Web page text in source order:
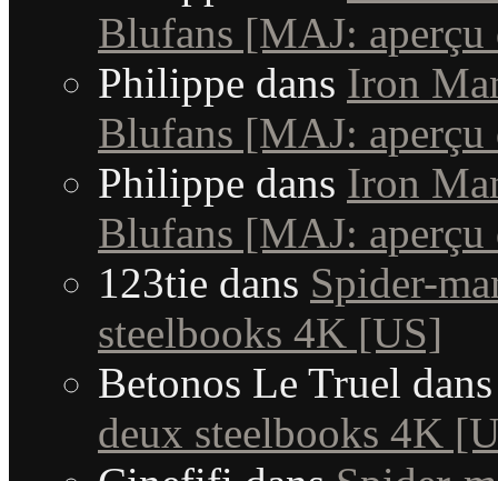
Blufans [MAJ: aperçu
Philippe dans Iron
Blufans [MAJ: aperçu
Philippe dans Iron
Blufans [MAJ: aperçu
123tie dans Spider-
steelbooks 4K [US]
Betonos Le Truel
deux steelbooks 4K